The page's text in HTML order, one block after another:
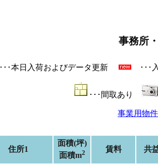
事務所
･･･本日入荷およびデータ更新 ･･･
･･･間取あり
事業用物
住所1
面積(坪)
面積m2 賃料 共